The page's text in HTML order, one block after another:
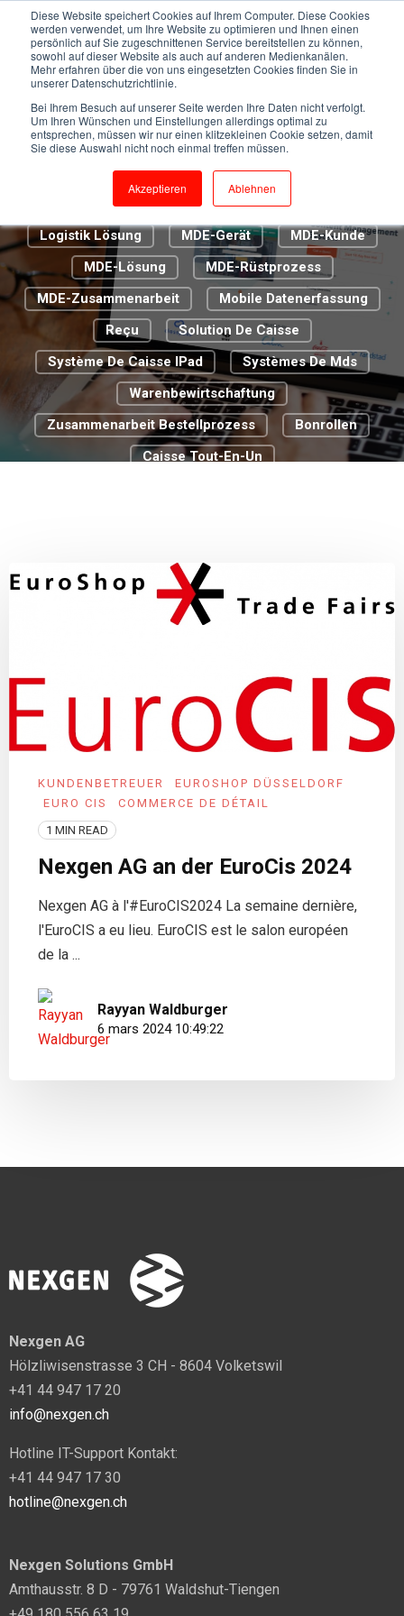
Diese Website speichert Cookies auf Ihrem Computer. Diese Cookies
werden verwendet, um Ihre Website zu optimieren und Ihnen einen
persönlich auf Sie zugeschnittenen Service bereitstellen zu können,
sowohl auf dieser Website als auch auf anderen Medienkanälen.
Mehr erfahren über die von uns eingesetzten Cookies finden Sie in
unserer Datenschutzrichtlinie.
Bei Ihrem Besuch auf unserer Seite werden Ihre Daten nicht verfolgt.
Um Ihren Wünschen und Einstellungen allerdings optimal zu
entsprechen, müssen wir nur einen klitzekleinen Cookie setzen, damit
Sie diese Auswahl nicht noch einmal treffen müssen.
Akzeptieren Ablehnen
Kassensystem
Cloud Caisse
Digitalisierung 2.0
Digitalisierung Im Handel
ERP-Lösung
Euro CIS
Euroshop Düsseldorf
Genossenschaft Metzgermeister St. Gallen
IT-Infrastruktur
IT-Support
Kassenbon
Kundenbetreuer
Logistik Lösung
MDE-Gerät
MDE-Kunde
MDE-Lösung
MDE-Rüstprozess
MDE-Zusammenarbeit
Mobile Datenerfassung
Reçu
Solution De Caisse
Système De Caisse IPad
Systèmes De Mds
Warenbewirtschaftung
Zusammenarbeit Bestellprozess
Bonrollen
Caisse Tout-En-Un
Passer À La Caisse Pour La Gastronomie
KUNDENBETREUER
EUROSHOP DÜSSELDORF
EURO CIS
COMMERCE DE DÉTAIL
1 MIN READ
Nexgen AG an der EuroCis 2024
Nexgen AG à l'#EuroCIS2024 La semaine dernière,
l'EuroCIS a eu lieu. EuroCIS est le salon européen
de la ...
Rayyan Waldburger
6 mars 2024 10:49:22
Nexgen AG
Hölzliwisenstrasse 3 CH - 8604 Volketswil
+41 44 947 17 20
info@nexgen.ch
Hotline IT-Support Kontakt:
+41 44 947 17 30
hotline@nexgen.ch
Nexgen Solutions GmbH
Amthausstr. 8 D - 79761 Waldshut-Tiengen